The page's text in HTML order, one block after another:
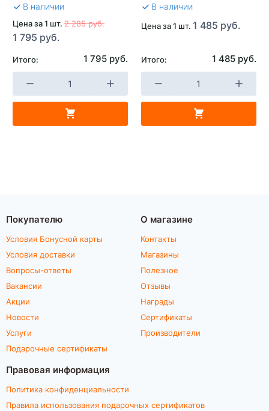
В наличии
Цена за 1 шт. 2 285 руб.
1 795 руб.
Итого: 1 795 руб.
В наличии
Цена за 1 шт. 1 485 руб.
Итого: 1 485 руб.
Покупателю
Условия Бонусной карты
Условия доставки
Вопросы-ответы
Вакансии
Акции
Новости
Услуги
Подарочные сертификаты
О магазине
Контакты
Магазины
Полезное
Отзывы
Награды
Сертификаты
Производители
Правовая информация
Политика конфиденциальности
Правила использования подарочных сертификатов